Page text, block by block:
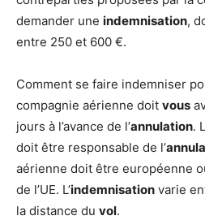
demander une indemnisation,
entre 250 et 600 €.
Comment se faire indemniser
compagnie aérienne doit vous
jours à l’avance de l’annulation.
doit être responsable de l’
aérienne doit être européenne
de l’UE. L’indemnisation varie
la distance du vol.